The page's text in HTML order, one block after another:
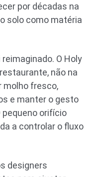
por décadas na
solo como matéria
O Holy
não na
molho fresco,
e manter o gesto
pequeno orifício
a controlar o fluxo
designers